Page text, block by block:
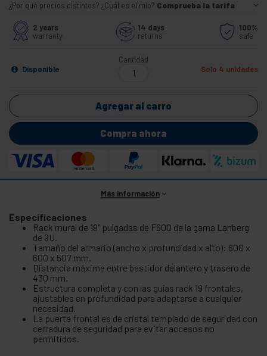
¿Por qué precios distintos? ¿Cuál es el mío? Comprueba la tarifa
2 years
warranty
14 days
returns
100%
safe
Disponible
Cantidad
Solo 4 unidades
Agregar al carro
Compra ahora
Más información
Especificaciones
Rack mural de 19" pulgadas de F600 de la gama Lanberg
de 9U.
Tamaño del armario (ancho x profundidad x alto): 600 x
600 x 507 mm.
Distancia máxima entre bastidor delantero y trasero de
430 mm.
Estructura completa y con las guías rack 19 frontales,
ajustables en profundidad para adaptarse a cualquier
necesidad.
La puerta frontal es de cristal templado de seguridad con
cerradura de seguridad para evitar accesos no
permitidos.